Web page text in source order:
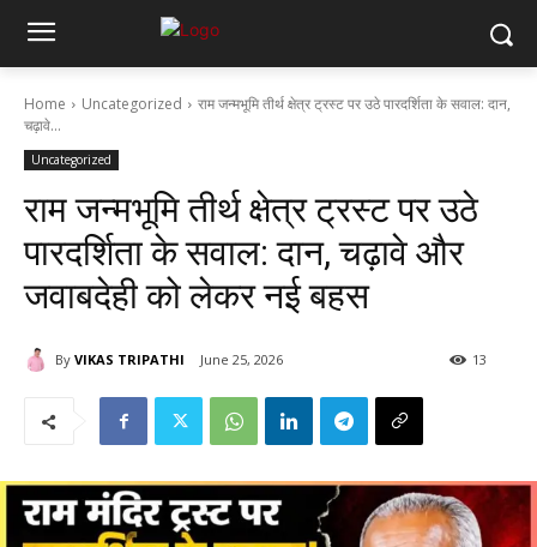
Home Uncategorized
राम जन्मभूमि तीर्थ क्षेत्र ट्रस्ट पर उठे पारदर्शिता के सवाल: दान,
चढ़ावे...
Uncategorized
राम जन्मभूमि तीर्थ क्षेत्र ट्रस्ट पर उठे
पारदर्शिता के सवाल: दान, चढ़ावे और
जवाबदेही को लेकर नई बहस
By VIKAS TRIPATHI June 25, 2026 13